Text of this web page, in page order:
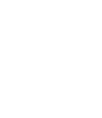
del motor,